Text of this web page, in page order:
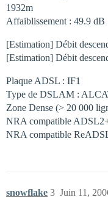
1932m
Affaiblissement : 49.9 dB
[Estimation] Débit
[Estimation] Débit
Plaque ADSL : IF1
Type de DSLAM :
Zone Dense (> 20 000
NRA compatible
NRA compatible
snowflake Juin 11,
3